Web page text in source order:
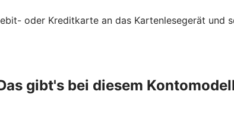
oder Kreditkarte an das Kartenlesegerät und
gibt's bei diesem